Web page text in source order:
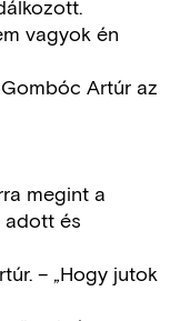
vagyok én
Artúr az
megint a
adott és
– „Hogy jutok